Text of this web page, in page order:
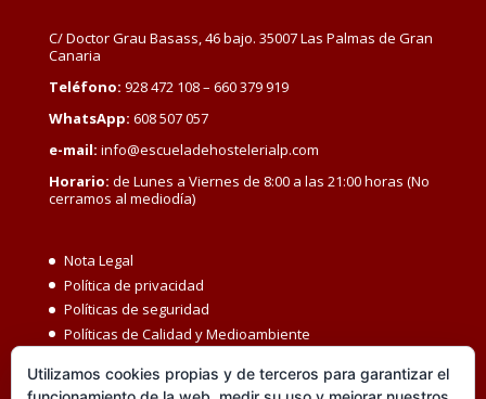
C/ Doctor Grau Basass, 46 bajo. 35007 Las Palmas de Gran
Canaria
Teléfono: 928 472 108 – 660 379 919
WhatsApp: 608 507 057
e-mail: info@escueladehostelerialp.com
Horario: de Lunes a Viernes de 8:00 a las 21:00 horas (No
cerramos al mediodía)
Nota Legal
Política de privacidad
Políticas de seguridad
Políticas de Calidad y Medioambiente
Igualdad MBC
Utilizamos cookies propias y de terceros para garantizar el